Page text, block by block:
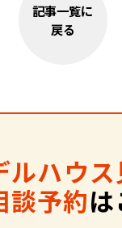
記事一覧に
戻る
ルハウ
談予約